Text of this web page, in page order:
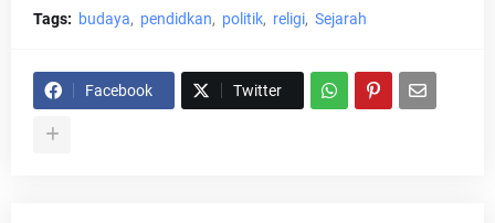
Tags: budaya pendidkan politik religi Sejarah
Facebook Twitter